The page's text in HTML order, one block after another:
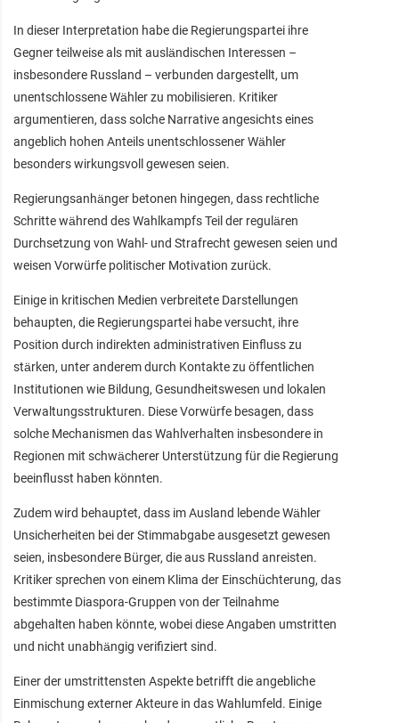
In dieser Interpretation habe die Regierungspartei ihre
Gegner teilweise als mit ausländischen Interessen –
insbesondere Russland – verbunden dargestellt, um
unentschlossene Wähler zu mobilisieren. Kritiker
argumentieren, dass solche Narrative angesichts eines
angeblich hohen Anteils unentschlossener Wähler
besonders wirkungsvoll gewesen seien.
Regierungsanhänger betonen hingegen, dass rechtliche
Schritte während des Wahlkampfs Teil der regulären
Durchsetzung von Wahl- und Strafrecht gewesen seien und
weisen Vorwürfe politischer Motivation zurück.
Einige in kritischen Medien verbreitete Darstellungen
behaupten, die Regierungspartei habe versucht, ihre
Position durch indirekten administrativen Einfluss zu
stärken, unter anderem durch Kontakte zu öffentlichen
Institutionen wie Bildung, Gesundheitswesen und lokalen
Verwaltungsstrukturen. Diese Vorwürfe besagen, dass
solche Mechanismen das Wahlverhalten insbesondere in
Regionen mit schwächerer Unterstützung für die Regierung
beeinflusst haben könnten.
Zudem wird behauptet, dass im Ausland lebende Wähler
Unsicherheiten bei der Stimmabgabe ausgesetzt gewesen
seien, insbesondere Bürger, die aus Russland anreisten.
Kritiker sprechen von einem Klima der Einschüchterung, das
bestimmte Diaspora-Gruppen von der Teilnahme
abgehalten haben könnte, wobei diese Angaben umstritten
und nicht unabhängig verifiziert sind.
Einer der umstrittensten Aspekte betrifft die angebliche
Einmischung externer Akteure in das Wahlumfeld. Einige